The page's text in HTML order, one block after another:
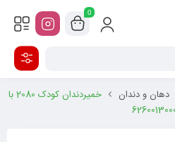
0
دهان و دندان
خمیردندان کودک 2080 با